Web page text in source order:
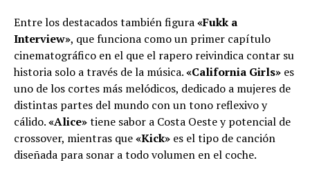
Entre los destacados también figura«Fukk a
Interview», que funciona como un primer capítulo
cinematográfico en el que el rapero reivindica contar su
historia solo a través de la música.«California Girls» es
uno de los cortes más melódicos, dedicado a mujeres de
distintas partes del mundo con un tono reflexivo y
cálido.«Alice»tiene sabor a Costa Oeste y potencial de
crossover, mientras que«Kick» es el tipo de canción
diseñada para sonar a todo volumen en el coche.